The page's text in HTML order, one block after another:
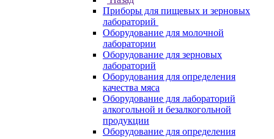
Приборы для пищевых и зерновых
лабораторий
Оборудование для молочной
лаборатории
Оборудование для зерновых
лабораторий
Оборудования для определения
качества мяса
Оборудование для лабораторий
алкогольной и безалкогольной
продукции
Оборудование для определения